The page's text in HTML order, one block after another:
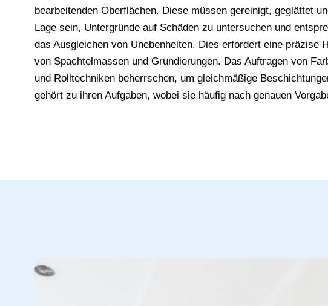
bearbeitenden Oberflächen. Diese müssen gereinigt, geglättet
Lage sein, Untergründe auf Schäden zu untersuchen und
das Ausgleichen von Unebenheiten. Dies erfordert eine präzise
von Spachtelmassen und Grundierungen. Das Auftragen von
und Rolltechniken beherrschen, um gleichmäßige
gehört zu ihren Aufgaben, wobei sie häufig nach genauen